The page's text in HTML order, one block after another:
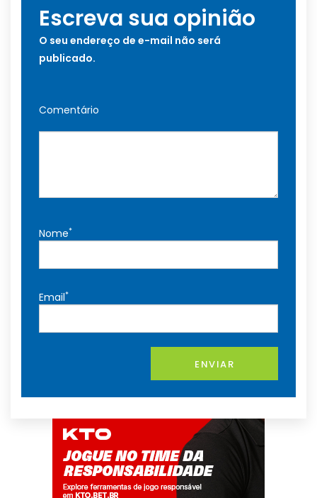
Escreva sua opinião
O seu endereço de e-mail não será
publicado.
Comentário
Nome*
Email*
ENVIAR